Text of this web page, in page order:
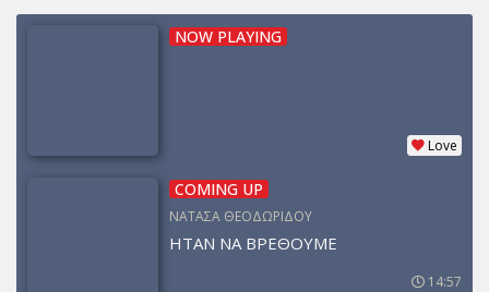
NOW PLAYING
Love
COMING UP
ΝΑΤΑΣΑ ΘΕΟΔΩΡΙΔΟΥ
ΗΤΑΝ ΝΑ ΒΡΕΘΟΥΜΕ
14:57